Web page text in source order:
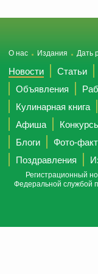
О нас Издания Дать
Новости Статьи
Объявления
Кулинарная книга
Афиша
Блоги
Фото-
Поздравления
Регистрационный
Федеральной службой